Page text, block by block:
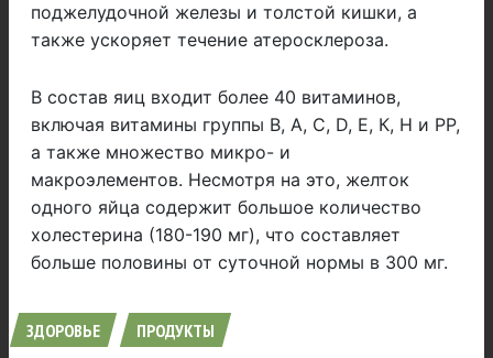
поджелудочной железы и толстой кишки, а
также ускоряет течение атеросклероза.
В состав яиц входит более 40 витаминов,
включая витамины группы В, А, С, D, Е, К, Н и РР,
а также множество микро- и
макроэлементов. Несмотря на это, желток
одного яйца содержит большое количество
холестерина (180-190 мг), что составляет
больше половины от суточной нормы в 300 мг.
ЗДОРОВЬЕ ПРОДУКТЫ